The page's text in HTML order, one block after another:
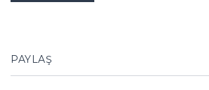
PAYLAŞ